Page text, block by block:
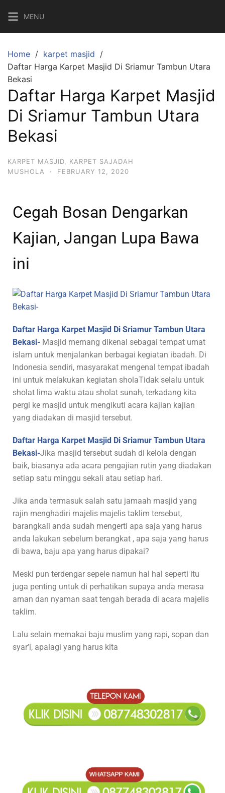
MENU
Home
karpet masjid
Daftar Harga Karpet Masjid Di Sriamur Tambun Utara
Bekasi
Daftar Harga Karpet Masjid
Di Sriamur Tambun Utara
Bekasi
KARPET MASJID
KARPET SAJADAH
MUSHOLA
· FEBRUARY 12, 2020
Cegah Bosan Dengarkan
Kajian, Jangan Lupa Bawa
ini
Daftar Harga Karpet Masjid Di Sriamur Tambun Utara
Bekasi- Masjid memang dikenal sebagai tempat umat
islam untuk menjalankan berbagai kegiatan ibadah. Di
Indonesia sendiri, masyarakat mengenal tempat ibadah
ini untuk melakukan kegiatan sholaTidak selalu untuk
sholat lima waktu atau sholat sunah, terkadang kita
pergi ke masjid untuk mengikuti acara kajian kajian
yang diadakan di masjid tersebut.
Daftar Harga Karpet Masjid Di Sriamur Tambun Utara
Bekasi-Jika masjid tersebut sudah di kelola dengan
baik, biasanya ada acara pengajian rutin yang diadakan
setiap satu minggu sekali atau setiap hari.
Jika anda termasuk salah satu jamaah masjid yang
rajin menghadiri majelis majelis taklim tersebut,
barangkali anda sudah mengerti apa saja yang harus
anda lakukan sebelum berangkat , apa saja yang harus
di bawa, baju apa yang harus dipakai?
Meski pun terdengar sepele namun hal hal seperti itu
juga penting untuk di perhatikan supaya anda merasa
aman dan nyaman saat tengah berada di acara majelis
taklim.
Lalu selain memakai baju muslim yang rapi, sopan dan
syar’i, apalagi yang harus kita